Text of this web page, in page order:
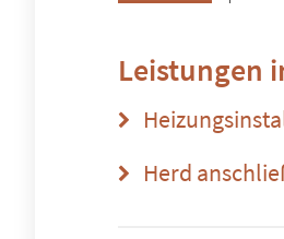
Leistungen
Herd